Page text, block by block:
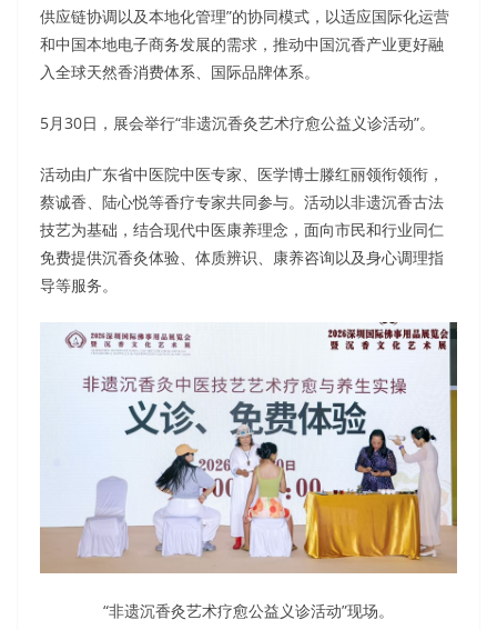
供应链协调以及本地化管理”的协同模式，以适应国际化运营
和中国本地电子商务发展的需求，推动中国沉香产业更好融
入全球天然香消费体系、国际品牌体系。
5月30日，展会举行“非遗沉香灸艺术疗愈公益义诊活动”。
活动由广东省中医院中医专家、医学博士滕红丽领衔领衔，
蔡诚香、陆心悦等香疗专家共同参与。活动以非遗沉香古法
技艺为基础，结合现代中医康养理念，面向市民和行业同仁
免费提供沉香灸体验、体质辨识、康养咨询以及身心调理指
导等服务。
“非遗沉香灸艺术疗愈公益义诊活动”现场。